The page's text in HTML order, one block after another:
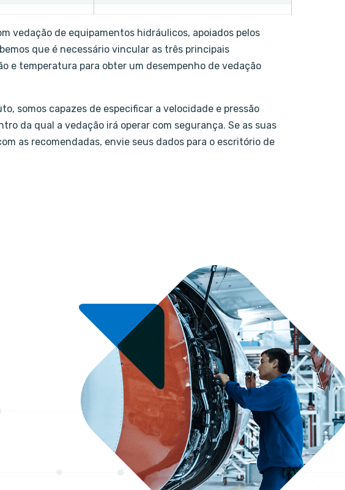
vedação de equipamentos hidráulicos, apoiados pelos
que é necessário vincular as três principais
e temperatura para obter um desempenho de vedação
somos capazes de especificar a velocidade e pressão
da qual a vedação irá operar com segurança. Se as suas
as recomendadas, envie seus dados para o escritório de